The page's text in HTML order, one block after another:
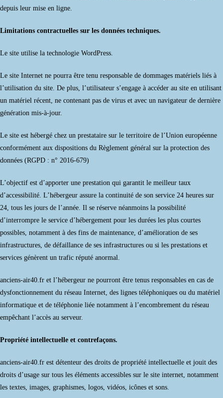
depuis leur mise en ligne.
Limitations contractuelles sur les données techniques.
Le site utilise la technologie WordPress.
Le site Internet ne pourra être tenu responsable de dommages matériels liés à
l’utilisation du site. De plus, l’utilisateur s’engage à accéder au site en utilisant
un matériel récent, ne contenant pas de virus et avec un navigateur de dernière
génération mis-à-jour.
Le site est hébergé chez un prestataire sur le territoire de l’Union européenne
conformément aux dispositions du Règlement général sur la protection des
données (RGPD : n° 2016-679)
L’objectif est d’apporter une prestation qui garantit le meilleur taux
d’accessibilité. L’hébergeur assure la continuité de son service 24 heures sur
24, tous les jours de l’année. Il se réserve néanmoins la possibilité
d’interrompre le service d’hébergement pour les durées les plus courtes
possibles, notamment à des fins de maintenance, d’amélioration de ses
infrastructures, de défaillance de ses infrastructures ou si les prestations et
services génèrent un trafic réputé anormal.
anciens-air40.fr et l’hébergeur ne pourront être tenus responsables en cas de
dysfonctionnement du réseau Internet, des lignes téléphoniques ou du matériel
informatique et de téléphonie liée notamment à l’encombrement du réseau
empêchant l’accès au serveur.
Propriété intellectuelle et contrefaçons.
anciens-air40.fr est détenteur des droits de propriété intellectuelle et jouit des
droits d’usage sur tous les éléments accessibles sur le site internet, notamment
les textes, images, graphismes, logos, vidéos, icônes et sons.